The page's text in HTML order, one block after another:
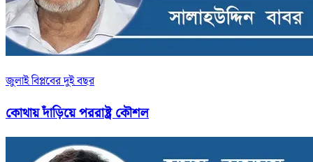
জুলাই বিপ্লবের দুই বছর
কোথায় দাঁড়িয়ে পররাষ্ট্র কৌশল